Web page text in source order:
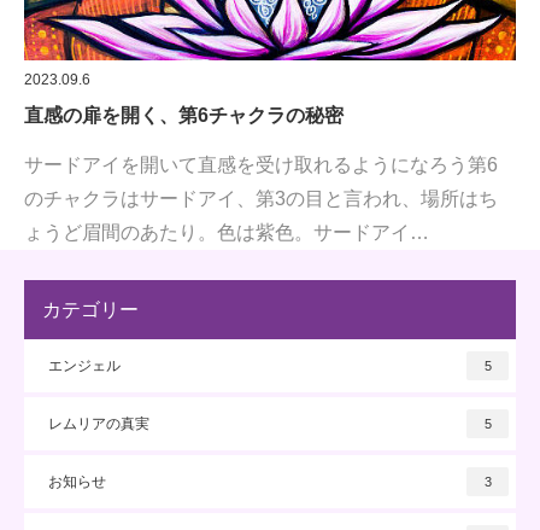
2023.09.6
直感の扉を開く、第6チャクラの秘密
サードアイを開いて直感を受け取れるようになろう第6
のチャクラはサードアイ、第3の目と言われ、場所はち
ょうど眉間のあたり。色は紫色。サードアイ…
カテゴリー
エンジェル 5
レムリアの真実 5
お知らせ 3